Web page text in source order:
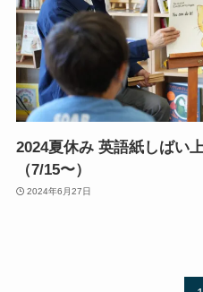
2024夏休み 英語紙しばい
（7/15〜）
2024年6月27日